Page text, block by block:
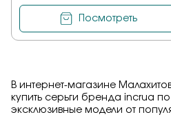
Посмотреть
В интернет-магазине
купить серьги бренда incrua
эксклюзивные модели от